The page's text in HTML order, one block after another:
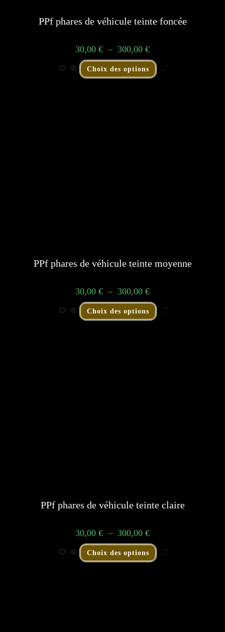
PPf phares de véhicule teinte foncée
30,00 € – 300,00 €
Choix des options
PPf phares de véhicule teinte moyenne
30,00 € – 300,00 €
Choix des options
PPf phares de véhicule teinte claire
30,00 € – 300,00 €
Choix des options